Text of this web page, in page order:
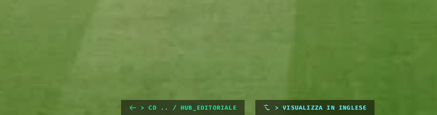
> CD .. / HUB_EDITORIALE > VISUALIZZA IN INGLESE